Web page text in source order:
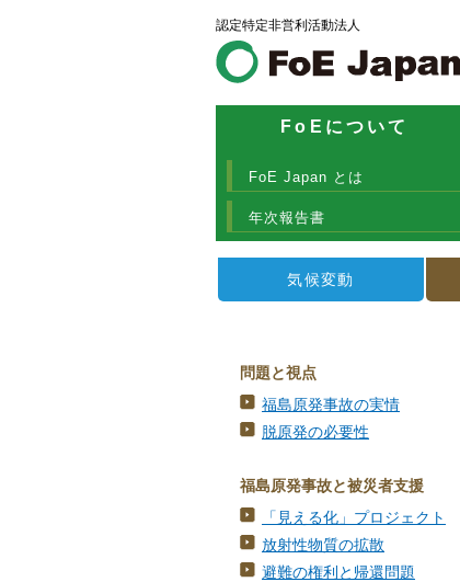
認定特定非営利活動法人
FoEについて
FoE Japan とは
年次報告書
気候変動
問題と視点
福島原発事故の実情
脱原発の必要性
福島原発事故と被災者支援
「見える化」プロジェクト
放射性物質の拡散
避難の権利と帰還問題